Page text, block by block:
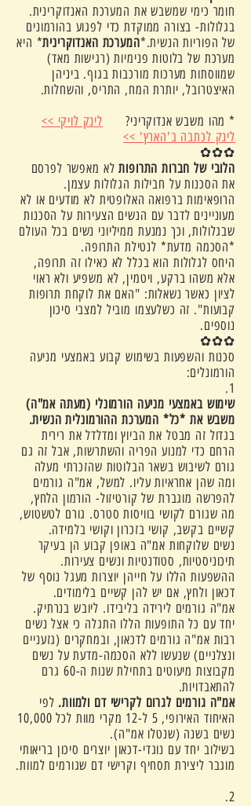
חומר כימי שמשבש את המערכת האנדוקרינית.
בגלולות- בצורה ממוקדת כדי לפגוע בהורמונים
של הפוריות הנשית.*המערכת האנדוקרינית* היא
מערכת של בלוטות פנימיות (רגישות מאד)
שמווסתות מערכות מורכבות בגוף. ביניהן
האיצטרובל, יותרת המח, התריס, והשחלות.
* מהו משבש אנדוקריני? לינק לויקי >>
לינק לכתבה ב'הארץ' >>
✿✿✿
הלובי של חברות התרופותלא מאפשר לפרסם
את הסכנות על חבילות הגלולות עצמן.
הרופאימות ברפואה האלופטית לא מודעים או לא
מעוניינים לדבר עם הנשים הצעירות על הסכנות
שבגלולות, וכך נמנעת ממיליוני נשים בכל העולם
*הסכמה מדעת* לנטילת התרופה.
היחס לגלולות הוא בכלל לא כאילו זה תרופה,
אלא משהו ברקע, ויטמין, לא משפיע ולא ראוי
לציון כאשר נשאלות: "האם את לוקחת תרופות
קבועות". זה כשלעצמו מוביל למצבי סיכון
נוספים.
✿✿✿
סכנות והשפעות בשימוש קבוע באמצעי מניעה
הורמונלים:
1.
שימוש באמצעי מניעה הורמונלי (מעתה אמ"ה)
משבש את *כל* המערכת ההורמונלית הנשית.
בגדול זה מבטל את הביוץ ומדלדל את רירית
הרחם כדי למנוע הפריה והשתרשות, אבל זה גם
גורם לשיבוש בשאר הבלוטות שהזכרתי מעלה
ומה שהן אחראיות עליו. למשל, אמ"ה גורמים
להפרשה מוגברת של קורטיזול- הורמון הלחץ,
מה שגורם לקושי בוויסות סטרס. גורם לטשטוש,
קשיים בקשב, קושי בזכרון וקושי בלמידה.
נשים שלוקחות אמ"ה באופן קבוע הן בעיקר
תיכוניסטיות, סטודנטיות ונשים צעירות.
ההשפעות הללו על חייהן יוצרות מעגל נוסף של
דכאון ולחץ, אם יש להן קשיים בלימודים.
אמ"ה גורמים לירידה בליבידו. ליובש בנרתיק.
יחד עם כל התופעות הללו התגלה כי אצל נשים
רבות אמ"ה גורמים לדכאון, ובמחקרים (גזעניים
ונצלניים) שנעשו ללא הסכמה-מדעת על נשים
מקבוצות מיעוטים בתחילת שנות ה-60 גרם
להתאבדויות.
אמ"ה גורמים לגרום לקרישי דם ולמוות. לפי
נשים בשנה (שנטלו אמ"ה).
בשילוב יחד עם נוגדי-דכאון יוצרים סיכון בריאותי
מוגבר ליצירת תסחיף וקרישי דם שגורמים למוות.
2.